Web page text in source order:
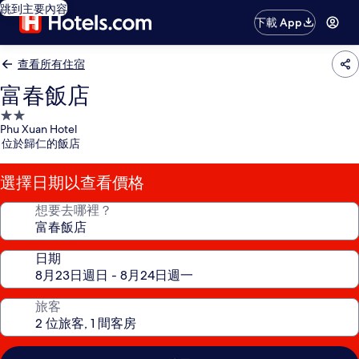
跳到主要內容
下載 App
查看所有住宿
富春飯店
2.0
星
級
住
宿
Phu Xuan Hotel
位於歸仁的飯店
選擇日期以查看價格
想要去哪裡？
日期
旅客